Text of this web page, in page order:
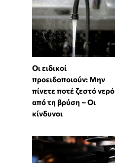
Οι ειδικοί
προειδοποιούν: Μην
πίνετε ποτέ ζεστό νερό
από τη βρύση – Οι
κίνδυνοι